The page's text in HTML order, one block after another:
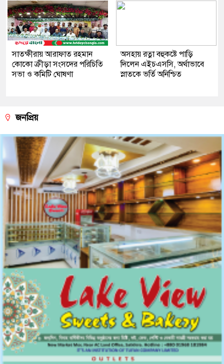
সাতক্ষীরায় আরাফাত রহমান
কোকো ক্রীড়া সংসদের পরিচিতি
সভা ও কমিটি ঘোষণা
অসহায় রত্না বহুকষ্টে পাড়ি
দিলেন এইচএসসি, অর্থাভাবে
স্নাতকে ভর্তি অনিশ্চিত
জনপ্রিয়